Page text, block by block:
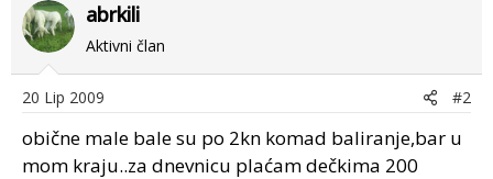
a
abrkili
Aktivni član
20 Lip 2009 #2
obične male bale su po 2kn komad baliranje,bar u
mom kraju..za dnevnicu plaćam dečkima 200